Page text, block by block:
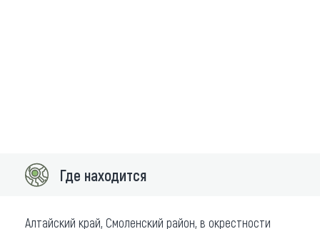
Где находится
Алтайский край, Смоленский район, в окрестности